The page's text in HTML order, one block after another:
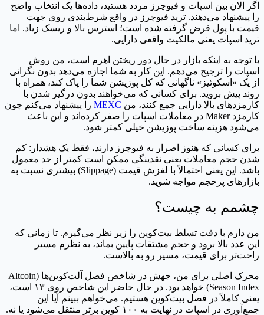
اگر الان بین اسپات و فیوچرز مردد هستید، داده‌ها یک انتخاب واضح
را پیشنهاد می‌دهند. ترید فیوچرز در واقع شرط‌بندی روی جهت
قیمت با پول قرض گرفته شده است؛ استرس بالا و ریسک زیاد. اما
ترید اسپات یعنی مالکیت واقعی دارایی.
با توجه به اینکه بازار در حال دور ریختن اهرم است، من روش
اسپات را ترجیح می‌دهم. این کار به شما اجازه می‌دهد بدون نگرانی
از یک «اسکوئیز» ناگهانی که کل پوزیشن شما را پاک کند، همراه با
روند پیش بروید. برای کسانی که می‌خواهند بدون درگیر شدن با
کارمزدهای بالا دارایی جمع کنند، من MEXC را پیشنهاد می‌کنم چون
کارمزد Maker در معاملات اسپات را صفر کرده‌اند و این باعث
می‌شود هزینه ساخت پوزیشن خیلی کمتر شود.
برای کسانی که هنوز اصرار به فیوچرز دارند، فقط یک هشدار: کم
شدن حجم معاملات یعنی نقدینگی ممکن است کمتر از حد معمول
باشد. این یعنی احتمالاً با لغزش قیمت (Slippage) بیشتری نسبت به
بازارهای پرحجم مواجه شوید.
چشمم به چیست؟
من دارم با دقت تسلط بیت‌کوین را زیر نظر می‌گیرم. تا زمانی که
این عدد بالا برود و حجم مشتقات پایین بماند، به نظرم مسیر
راحت‌تر برای قیمت، مسیر رو به بالاست.
محرک اصلی برای من، جهش در شاخص فصل آلت‌کوین‌ها (Altcoin
Season Index) خواهد بود. در حال حاضر این شاخص روی ۱۳ است،
یعنی کاملاً در فصل بیت‌کوین هستیم. می‌خواهم ببینم آیا این
جمع‌آوری در اسپات در نهایت به ۱۰۰ کوین برتر منتقل می‌شود یا نه.